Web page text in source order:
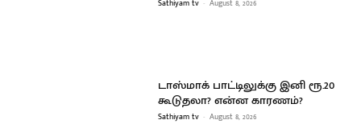
Sathiyam tv - August 8, 2026
டாஸ்மாக் பாட்டிலுக்கு இனி ரூ.20
கூடுதலா? என்ன காரணம்?
Sathiyam tv - August 8, 2026